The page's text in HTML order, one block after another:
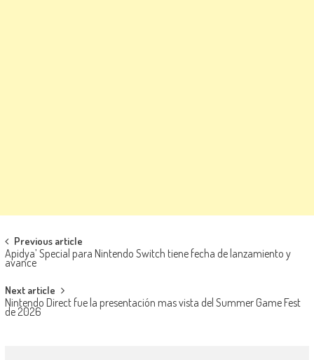
Navegación de entradas
Previous article
Apidya’ Special para Nintendo Switch tiene fecha de lanzamiento y
avance
Next article
Nintendo Direct fue la presentación mas vista del Summer Game Fest
de 2026